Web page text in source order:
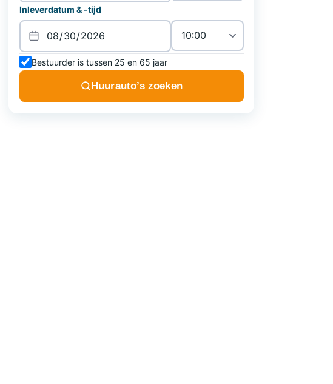
Inleverdatum & -tijd
Bestuurder is tussen 25 en 65 jaar
Huurauto’s zoeken